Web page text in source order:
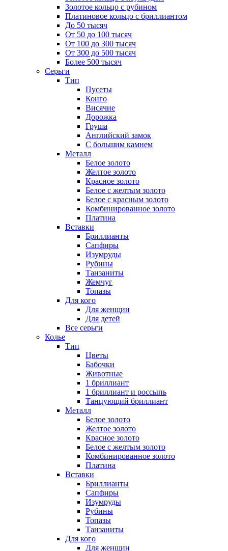
Золотое кольцо с рубином
Платиновое кольцо с бриллиантом
До 50 тысяч
От 50 до 100 тысяч
От 100 до 300 тысяч
От 300 до 500 тысяч
Более 500 тысяч
Серьги
Тип
Пусеты
Конго
Висячие
Дорожка
Груша
Английский замок
С большим камнем
Металл
Белое золото
Желтое золото
Красное золото
Белое с желтым золото
Белое с красным золото
Комбинированное золото
Платина
Вставки
Бриллианты
Сапфиры
Изумруды
Рубины
Танзаниты
Жемчуг
Топазы
Для кого
Для женщин
Для детей
Все серьги
Колье
Тип
Цветы
Бабочки
Животные
1 бриллиант
1 бриллиант и россыпь
Танцующий бриллиант
Металл
Белое золото
Желтое золото
Красное золото
Белое с желтым золото
Комбинированное золото
Платина
Вставки
Бриллианты
Сапфиры
Изумруды
Рубины
Топазы
Танзаниты
Для кого
Для женщин